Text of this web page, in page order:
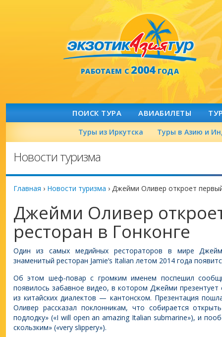
РАБОТАЕМ С2004ГОДА
ПОИСК ТУРА АВИАБИЛЕТЫ
Туры из Иркутска Туры в Азию и
Новости туризма
Главная › Новости туризма › Джейми Оливер откроет
Джейми Оливер
ресторан в Гонконге
Один из самых медийных рестораторов в мире
знаменитый ресторан Jamie’s Italian летом 2014 года
Об этом шеф-повар с громким именем поспешил
появилось забавное видео, в котором Джейми
из китайских диалектов — кантонском. Презентация
Оливер рассказал поклонникам, что собирается
подлодку» («I will open an amazing Italian submarine»), и
скользким» («very slippery»).